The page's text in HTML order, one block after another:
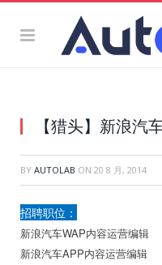
【猎头】新浪汽
BY AUTOLAB ON 20 8 月, 2014
招聘职位：
新浪汽车WAP内容运营编辑
新浪汽车APP内容运营编辑